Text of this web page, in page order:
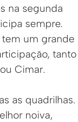
na segunda
sempre.
um grande
tanto
Cimar.
as quadrilhas.
noiva,